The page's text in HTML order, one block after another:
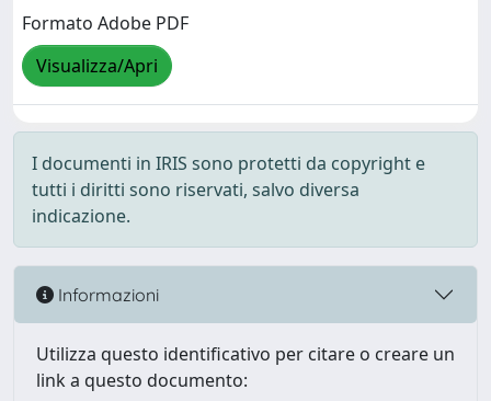
Formato Adobe PDF
Visualizza/Apri
I documenti in IRIS sono protetti da copyright e
tutti i diritti sono riservati, salvo diversa
indicazione.
Informazioni
Utilizza questo identificativo per citare o creare un
link a questo documento: